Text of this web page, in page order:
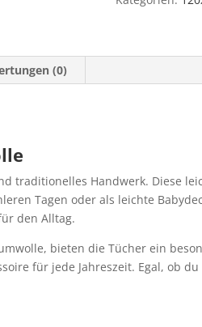
(0)
traditionelles Handwerk. Diese
Tagen oder als leichte
den Alltag.
bieten die Tücher ein
für jede Jahreszeit. Egal, ob